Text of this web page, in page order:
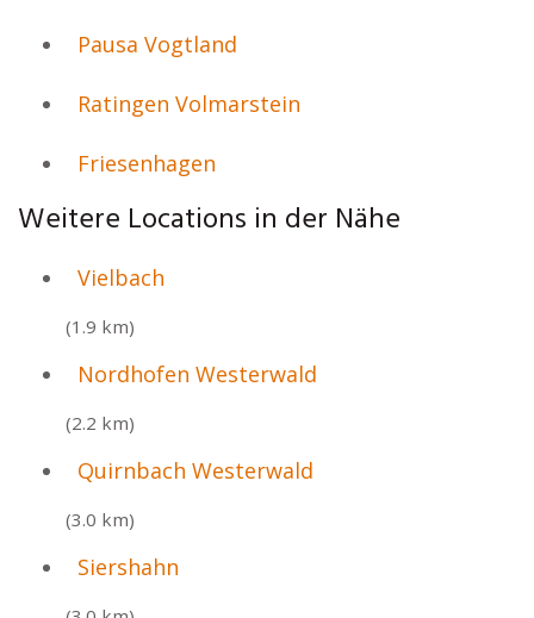
Pausa Vogtland
Ratingen Volmarstein
Friesenhagen
Weitere Locations in der Nähe
Vielbach
(1.9 km)
Nordhofen Westerwald
(2.2 km)
Quirnbach Westerwald
(3.0 km)
Siershahn